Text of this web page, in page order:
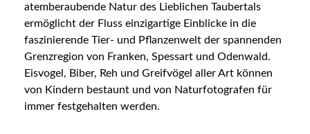
atemberaubende Natur des Lieblichen Taubertals
ermöglicht der Fluss einzigartige Einblicke in die
faszinierende Tier- und Pflanzenwelt der spannenden
Grenzregion von Franken, Spessart und Odenwald.
Eisvogel, Biber, Reh und Greifvögel aller Art können
von Kindern bestaunt und von Naturfotografen für
immer festgehalten werden.